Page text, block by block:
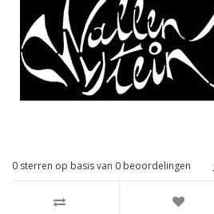
0 sterren op basis van 0 beoordelingen